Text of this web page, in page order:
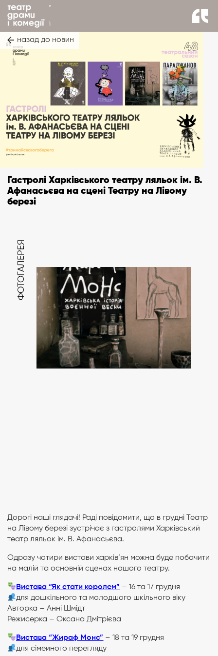
назад до новин
Гастролі Харківського театру ляльок ім. В.
Афанасьєва на сцені Театру на Лівому
березі
ФОТОГАЛЕРЕЯ
Дорогі наші глядачі! Раді повідомити, що в грудні Театр
на Лівому березі зустрічає з гастролями Харківський
театр ляльок ім. В. Афанасьєва.
Одразу чотири вистави харків’ян можна буде побачити
на малій та основній сценах нашого театру.
Вистава “Як стати королем” – 16 та 17 грудня
для дошкільного та молодшого шкільного віку
Авторка – Анні Шмідт
Режисерка – Оксана Дмітрієва
Вистава “Жираф Монс” – 18 та 19 грудня
для сімейного перегляду